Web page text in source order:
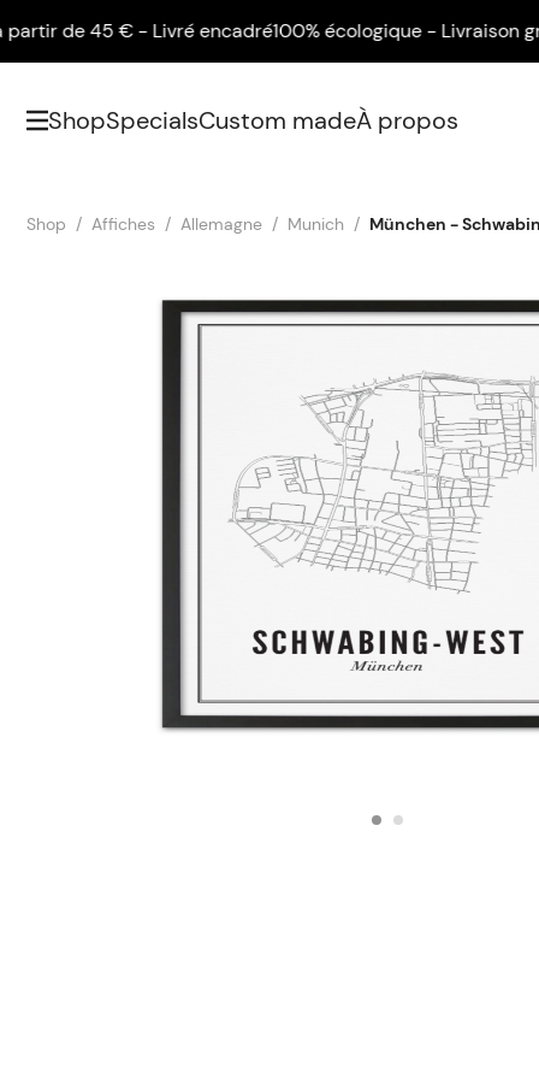
de 45 € - Livré encadré100% écologique - Livraison
ShopSpecialsCustom madeÀ propos
Shop Affiches Allemagne Munich München -